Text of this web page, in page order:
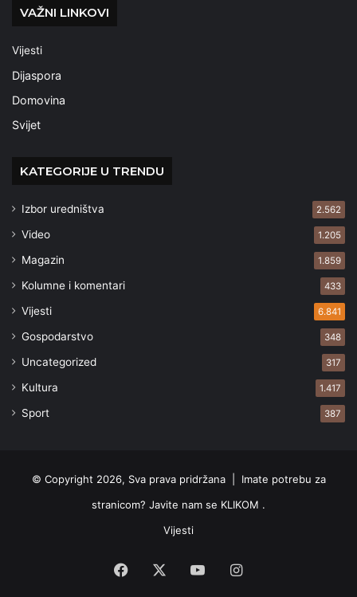
VAŽNI LINKOVI
Vijesti
Dijaspora
Domovina
Svijet
KATEGORIJE U TRENDU
Izbor uredništva 2.562
Video 1.205
Magazin 1.859
Kolumne i komentari 433
Vijesti 6.841
Gospodarstvo 348
Uncategorized 317
Kultura 1.417
Sport 387
© Copyright 2026, Sva prava pridržana | Imate potrebu za
stranicom? Javite nam se KLIKOM .
Vijesti
Facebook YouTubeInstagram